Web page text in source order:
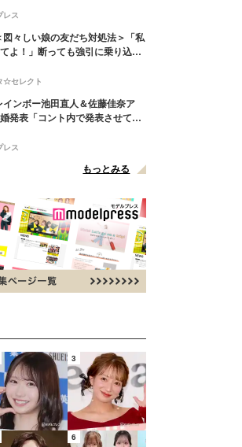
レス
図々しい娘の友だち対処法＞「私
よ！」断っても強引に乗り込ん
☆セレクト
インボー池田直人＆佐藤佳奈ア
発表「コント内で発表させてい
ため
レス
もっとみる
3
6